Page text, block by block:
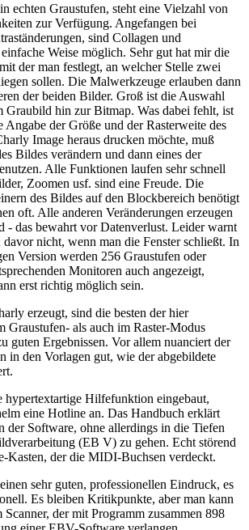
echten Graustufen, steht eine Vielzahl von
zur Verfügung. Angefangen bei
sind Collagen und
Weise möglich. Sehr gut hat mir die
der man festlegt, an welcher Stelle zwei
sollen. Die Malwerkzeuge erlauben dann
der beiden Bilder. Groß ist die Auswahl
Graubild hin zur Bitmap. Was dabei fehlt, ist
Angabe der Größe und der Rasterweite des
Image heraus drucken möchte, muß
Bildes verändern und dann eines der
Alle Funktionen laufen sehr schnell
Zoomen usf. sind eine Freude. Die
des Bildes auf den Blockbereich benötigt
oft. Alle anderen Veränderungen erzeugen
- das bewahrt vor Datenverlust. Leider warnt
davor nicht, wenn man die Fenster schließt. In
Version werden 256 Graustufen oder
Monitoren auch angezeigt,
erst richtig möglich sein.
erzeugt, sind die besten der hier
Graustufen- als auch im Raster-Modus
guten Ergebnissen. Vor allem nuanciert der
in den Vorlagen gut, wie der abgebildete
hypertextartige Hilfefunktion eingebaut,
eine Hotline an. Das Handbuch erklärt
der Software, ohne allerdings in die Tiefen
(EB V) zu gehen. Echt störend
Kasten, der die MIDI-Buchsen verdeckt.
sehr guten, professionellen Eindruck, es
Es bleiben Kritikpunkte, aber man kann
der mit Programm zusammen 898